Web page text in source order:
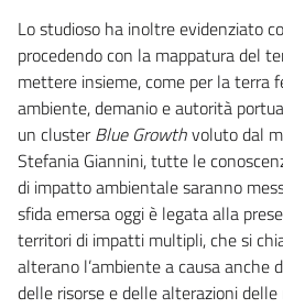
Lo studioso ha inoltre evidenziato
procedendo con la mappatura del
mettere insieme, come per la terra
ambiente, demanio e autorità
un clusterBlue Growthvoluto dal
Stefania Giannini, tutte le
di impatto ambientale saranno
sfida emersa oggi è legata alla
territori di impatti multipli, che si
alterano l’ambiente a causa anche
delle risorse e delle alterazioni delle